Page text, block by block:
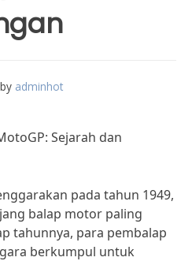
by adminhot
Sejarah dan
pada tahun 1949,
balap motor paling
tahunnya, para pembalap
berkumpul untuk